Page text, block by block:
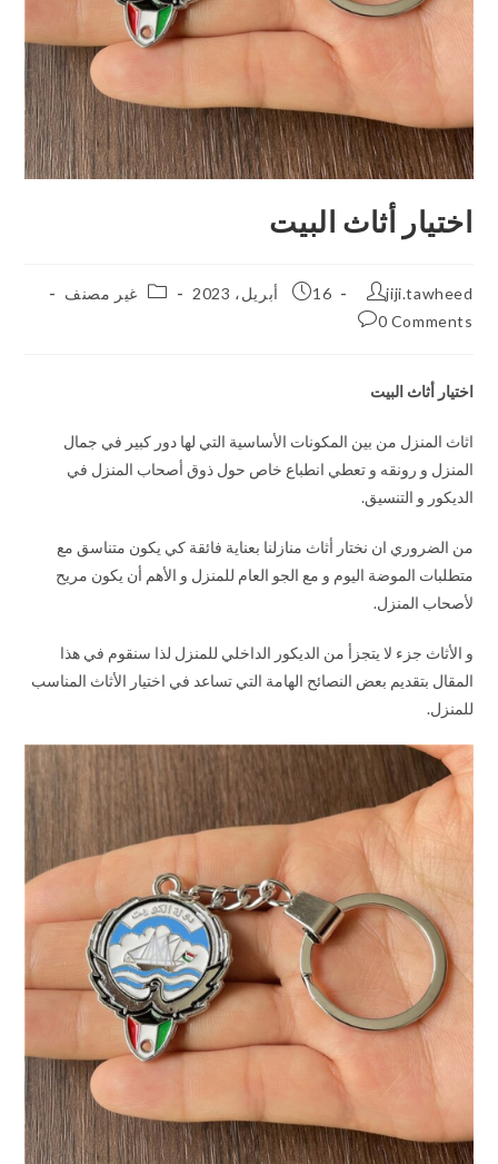
اختيار أثاث البيت
jiji.tawheed 16 أبريل، 2023
غير مصنف
0 Comments
اختيار أثاث البيت
اثاث المنزل من بين المكونات الأساسية التي لها دور كبير في جمال
المنزل و رونقه و تعطي انطباع خاص حول ذوق أصحاب المنزل في
الديكور و التنسيق.
من الضروري ان نختار أثاث منازلنا بعناية فائقة كي يكون متناسق مع
متطلبات الموضة اليوم و مع الجو العام للمنزل و الأهم أن يكون مريح
لأصحاب المنزل.
و الأثاث جزء لا يتجزأ من الديكور الداخلي للمنزل لذا سنقوم في هذا
المقال بتقديم بعض النصائح الهامة التي تساعد في اختيار الأثاث المناسب
للمنزل.